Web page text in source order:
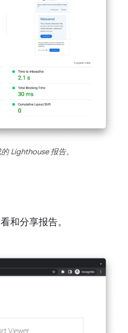
Lighthouse 报告。
和分享报告。